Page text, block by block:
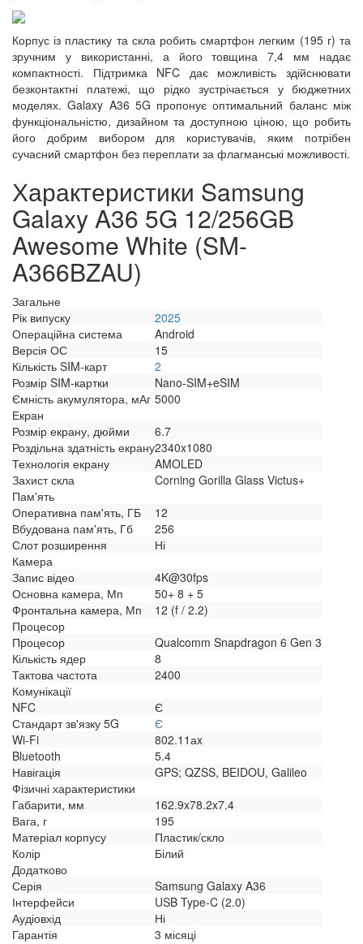
Корпус із пластику та скла робить смартфон легким (195 г) та
зручним у використанні, а його товщина 7,4 мм надає
компактності. Підтримка NFC дає можливість здійснювати
безконтактні платежі, що рідко зустрічається у бюджетних
моделях. Galaxy A36 5G пропонує оптимальний баланс між
функціональністю, дизайном та доступною ціною, що робить
його добрим вибором для користувачів, яким потрібен
сучасний смартфон без переплати за флагманські можливості.
Характеристики Samsung
Galaxy A36 5G 12/256GB
Awesome White (SM-
A366BZAU)
Загальне
Рік випуску
2025
Операційна система
Android
Версія ОС
15
Кількість SIM-карт
2
Розмір SIM-картки
Nano-SIM+eSIM
Ємність акумулятора, мАг 5000
Екран
Розмір екрану, дюйми
6.7
Роздільна здатність екрану2340x1080
Технологія екрану
AMOLED
Захист скла
Corning Gorilla Glass Victus+
Пам'ять
Оперативна пам'ять, ГБ
12
Вбудована пам'ять, Гб
256
Слот розширення
Ні
Камера
Запис відео
4K@30fps
Основна камера, Мп
50+ 8 + 5
Фронтальна камера, Мп
12 (f / 2.2)
Процесор
Процесор
Qualcomm Snapdragon 6 Gen 3
Кількість ядер
8
Тактова частота
2400
Комунікації
NFC
Є
Стандарт зв'язку 5G
Є
Wi-Fi
802.11аx
Bluetooth
5.4
Навігація
GPS; QZSS, BEIDOU, Galileo
Фізичні характеристики
Габарити, мм
162.9x78.2x7.4
Вага, г
195
Матеріал корпусу
Пластик/скло
Колір
Білий
Додатково
Серія
Samsung Galaxy A36
Інтерфейси
USB Type-C (2.0)
Аудіовхід
Ні
Гарантія
3 місяці